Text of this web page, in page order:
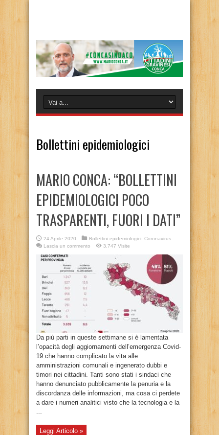
Bollettini epidemiologici
MARIO CONCA: “BOLLETTINI
EPIDEMIOLOGICI POCO
TRASPARENTI, FUORI I DATI”
24 Aprile 2020 Bollettini epidemiologici Coronavirus
Lascia un commento
3,747 Visite
Da più parti in queste settimane si è lamentata
l’opacità degli aggiornamenti dell’emergenza Covid-
19 che hanno complicato la vita alle
amministrazioni comunali e ingenerato dubbi e
timori nei cittadini. Tanti sono stati i sindaci che
hanno denunciato pubblicamente la penuria e la
discordanza delle informazioni, ma cosa ci perdete
a dare i numeri analitici visto che la tecnologia e la
...
Leggi Articolo »